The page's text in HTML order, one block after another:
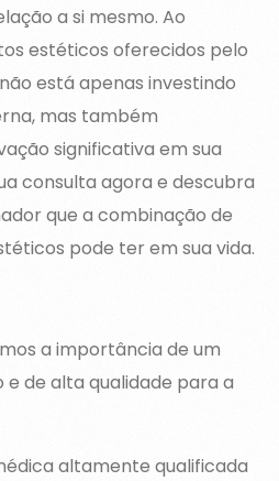
a si mesmo. Ao
estéticos oferecidos pelo
está apenas investindo
mas também
significativa em sua
consulta agora e descubra
que a combinação de
pode ter em sua vida.
a importância de um
e de alta qualidade para a
altamente qualificada